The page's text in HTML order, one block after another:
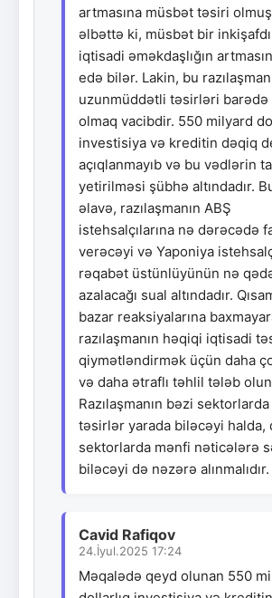
artmasına müsbət təsiri
əlbəttə ki, müsbət bir
iqtisadi əməkdaşlığın
edə bilər. Lakin, bu
uzunmüddətli təsirləri barədə
olmaq vacibdir. 550 milyard
investisiya və kreditin dəqiq
açıqlanmayıb və bu vədlərin
yetirilməsi şübhə altındadır.
əlavə, razılaşmanın ABŞ
istehsalçılarına nə dərəcədə
verəcəyi və Yaponiya
rəqabət üstünlüyünün nə
azalacağı sual altındadır.
bazar reaksiyalarına
razılaşmanın həqiqi iqtisadi
qiymətləndirmək üçün daha
və daha ətraflı təhlil tələb
Razılaşmanın bəzi
təsirlər yarada biləcəyi halda,
sektorlarda mənfi nəticələrə
biləcəyi də nəzərə alınmalıdır.
Cavid Rafiqov
24.İyul.2025 17:24
Məqalədə qeyd olunan 550